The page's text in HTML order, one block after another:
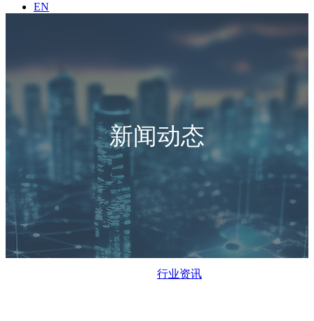
EN
新闻动态
行业资讯